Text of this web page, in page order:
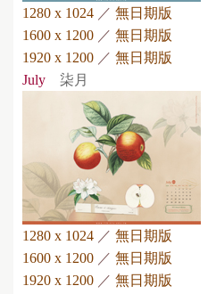
1280 x 1024 ／ 無日期版
1600 x 1200 ／ 無日期版
1920 x 1200 ／ 無日期版
July 柒月
1280 x 1024 ／ 無日期版
1600 x 1200 ／ 無日期版
1920 x 1200 ／ 無日期版